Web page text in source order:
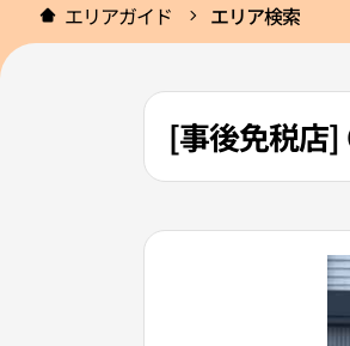
エリアガイド エリア検索
[事後免税店]